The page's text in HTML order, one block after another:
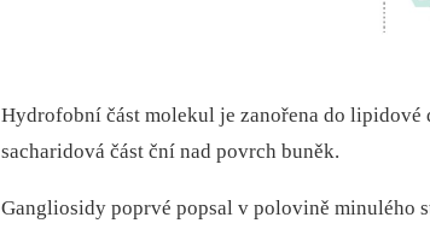
Hydrofobní část molekul je zanořena do
sacharidová část ční nad povrch buněk.
Gangliosidy poprvé popsal v polovině minulého